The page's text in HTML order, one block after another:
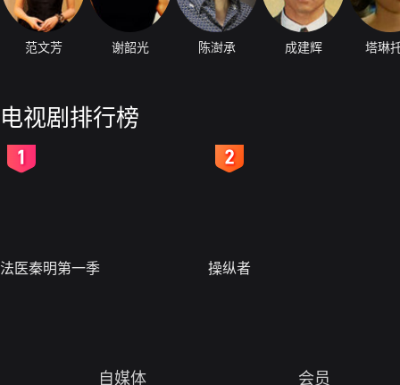
范文芳 谢韶光 陈澍承 成建辉 塔琳
电视剧排行榜
法医秦明第一季 操纵者
自媒体 会员